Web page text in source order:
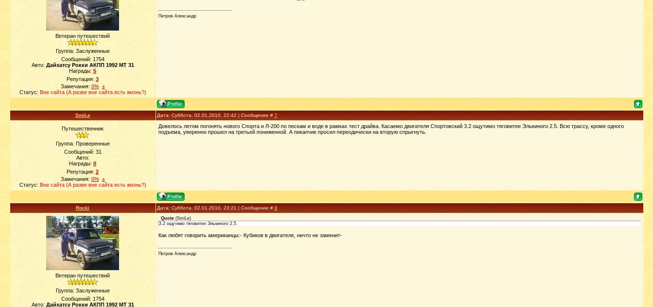
Ветеран путешествий
Группа: Заслуженные
Сообщений: 1754
Авто: Дайхатсу Рокки АКПП 1992 МТ 31
Награды: 5
Репутация: 3
Замечания: 0% ±
Статус: Вне сайта (А разве вне сайта есть жизнь?)
Петров Александр
SmiLe Дата: Суббота, 02.01.2010, 22:42 | Сообщение # 7
Путешественник
Группа: Проверенные
Сообщений: 31
Авто:
Награды: 0
Репутация:2
Замечания: 0% ±
Статус: Вне сайта (А разве вне сайта есть жизнь?)
Довелось летом погонять нового Спорта и Л-200 по пескам и воде в рамках тест драйва. Касаемо двигателя Спортовский 3.2 ощутимо тяговитее Элькиного 2.5. Всю трассу, кроме одного
подъема, уверенно прошел на третьей пониженной. А пикапчик просил переодически на вторую спрыгнуть.
Rocki Дата: Суббота, 02.01.2010, 23:21 | Сообщение # 8
Ветеран путешествий
Группа: Заслуженные
Сообщений: 1754
Авто: Дайхатсу Рокки АКПП 1992 МТ 31
Quote(SmiLe)
3.2 ощутимо тяговитее Элькиного 2.5.
Как любят говорить американцы:- Кубиков в двигателе, ничто не заменит-
Петров Александр